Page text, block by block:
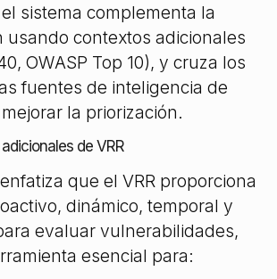
sistema complementa la
usando contextos adicionales
OWASP Top 10), y cruza los
fuentes de inteligencia de
la priorización.
de VRR
que el VRR proporciona
dinámico, temporal y
evaluar vulnerabilidades,
esencial para: